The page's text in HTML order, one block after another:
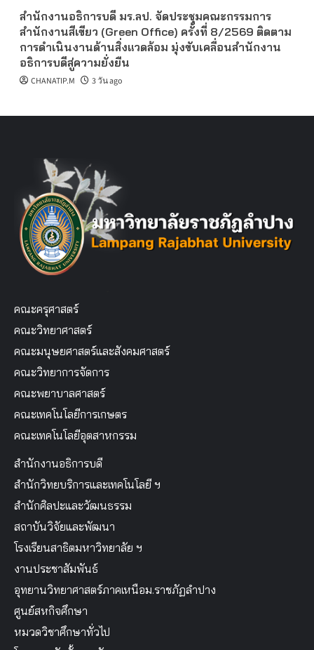
สำนักงานอธิการบดี มร.ลป. จัดประชุมคณะกรรมการ
สำนักงานสีเขียว (Green Office) ครั้งที่ 8/2569 ติดตาม
การดำเนินงานด้านสิ่งแวดล้อม มุ่งขับเคลื่อนสำนักงาน
อธิการบดีสู่ความยั่งยืน
CHANATIP.M 3 วัน ago
คณะครุศาสตร์
คณะวิทยาศาสตร์
คณะมนุษยศาสตร์และสังคมศาสตร์
คณะวิทยาการจัดการ
คณะพยาบาลศาสตร์
คณะเทคโนโลยีการเกษตร
คณะเทคโนโลยีอุตสาหกรรม
สำนักงานอธิการบดี
สำนักวิทยบริการและเทคโนโลยี ฯ
สำนักศิลปะและวัฒนธรรม
สถาบันวิจัยและพัฒนา
โรงเรียนสาธิตมหาวิทยาลัย ฯ
งานประชาสัมพันธ์
อุทยานวิทยาศาสตร์ภาคเหนือม.ราชภัฏลำปาง
ศูนย์สหกิจศึกษา
หมวดวิชาศึกษาทั่วไป